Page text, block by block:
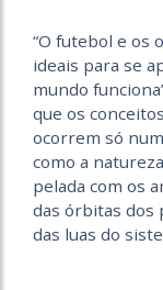
“O futebol e os
ideais para se
mundo
que os
ocorrem só
como a
pelada com os
das órbitas dos
das luas do